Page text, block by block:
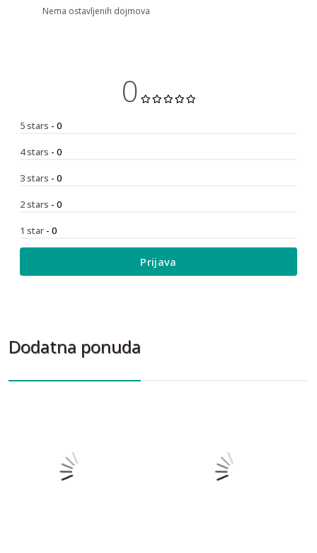
Nema ostavljenih dojmova
0
5 stars - 0
4 stars - 0
3 stars - 0
2 stars - 0
1 star - 0
Prijava
Dodatna ponuda